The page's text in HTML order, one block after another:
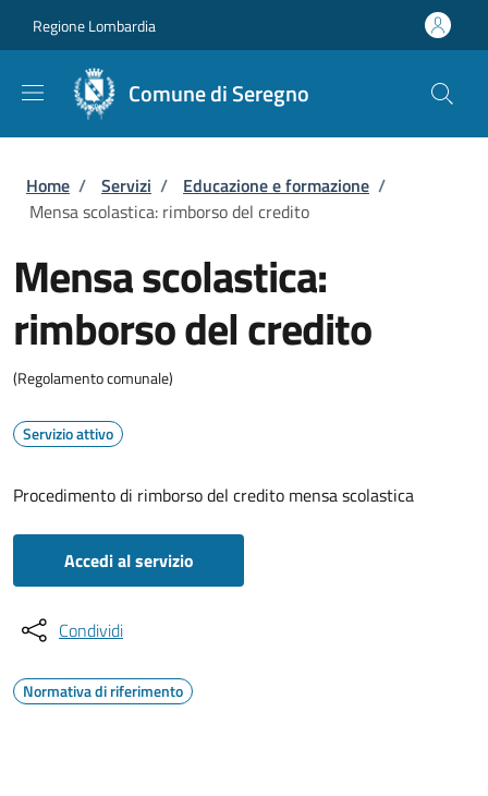
Regione Lombardia
Comune di Seregno
Briciole di pane
Home / Servizi / Educazione e formazione /
Mensa scolastica: rimborso del credito
Mensa scolastica:
rimborso del credito
(Regolamento comunale)
Servizio attivo
Procedimento di rimborso del credito mensa scolastica
Accedi al servizio
Condividi
Normativa di riferimento